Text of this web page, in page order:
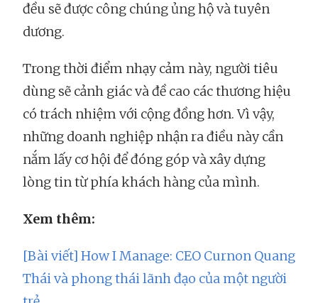
đều sẽ được công chúng ủng hộ và tuyên
dương.
Trong thời điểm nhạy cảm này, người tiêu
dùng sẽ cảnh giác và đề cao các thương hiệu
có trách nhiệm với cộng đồng hơn. Vì vậy,
những doanh nghiệp nhận ra điều này cần
nắm lấy cơ hội để đóng góp và xây dựng
lòng tin từ phía khách hàng của mình.
Xem thêm:
[Bài viết] How I Manage: CEO Curnon Quang
Thái và phong thái lãnh đạo của một người